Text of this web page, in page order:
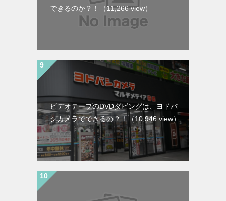
できるのか？！
（11,266 view）
ビデオテープのDVDダビングは、ヨドバ
シカメラでできるの？！
（10,946 view）